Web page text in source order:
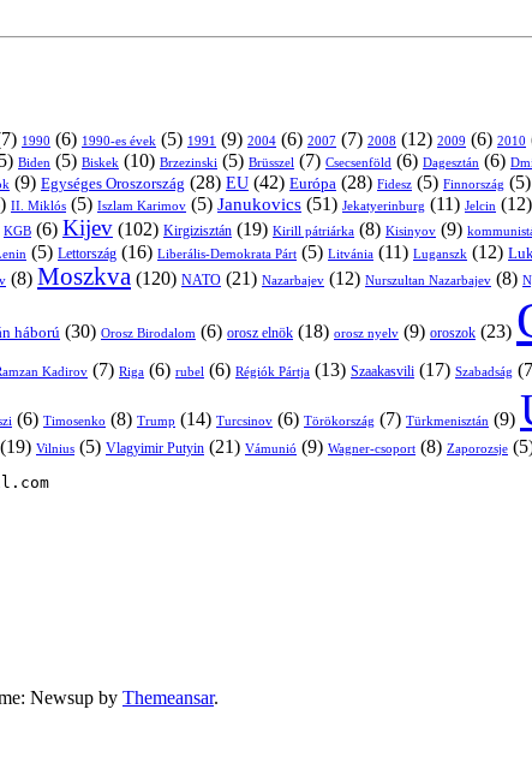
1990 (6) 1990-es évek (5) 1991 (9) 2004 (6) 2007 (7) 2008 (12) 2009 (6) 2010
Biden (5) Biskek (10) Brzezinski (5) Brüsszel (7) Csecsenföld (6) Dagesztán (6)
(9) Egységes Oroszország (28) EU (42) Európa (28) Fidesz (5) Finnország (5)
II. Miklós (5) Iszlam Karimov (5) Janukovics (51) Jekatyerinburg (11) Jelcin (12)
KGB (6) Kijev (102) Kirgizisztán (19) Kirill pátriárka (8) Kisinyov (9)
(5) Lettország (16) Liberális-Demokrata Párt (5) Litvánia (11) Luganszk (12)
(8) Moszkva (120) NATO (21) Nazarbajev (12) Nurszultan Nazarbajev (8)
háború (30) Orosz Birodalom (6) orosz elnök (18) orosz nyelv (9) oroszok (23)
Kadirov (7) Riga (6) rubel (6) Régiók Pártja (13) Szaakasvili (17) Szabadság
(6) Timosenko (8) Trump (14) Turcsinov (6) Törökország (7) Türkmenisztán (9)
(19) Vilnius (5) Vlagyimir Putyin (21) Vámunió (9) Wagner-csoport (8) Zaporozsje
Newsup by Themeansar.